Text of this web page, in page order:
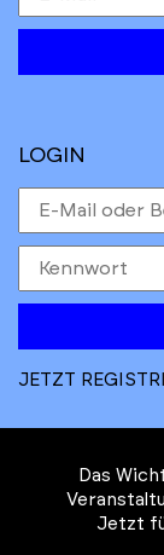
LOGIN
JETZT
Das
Jetzt